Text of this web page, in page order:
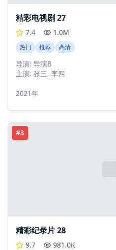
精彩电视剧 27
7.4 1.0M
热门 推荐 高清
导演: 导演B
主演: 张三, 李四
2021年
#3
精彩纪录片 28
9.7 981.0K